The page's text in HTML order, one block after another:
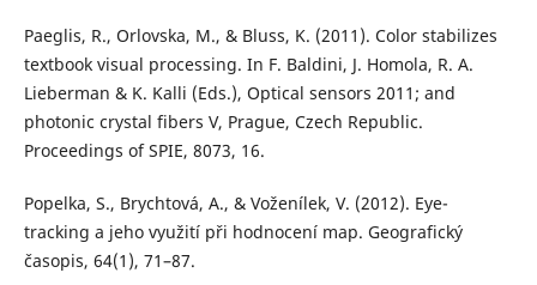
Paeglis, R., Orlovska, M., & Bluss, K. (2011). Color stabilizes
textbook visual processing. In F. Baldini, J. Homola, R. A.
Lieberman & K. Kalli (Eds.), Optical sensors 2011; and
photonic crystal fibers V, Prague, Czech Republic.
Proceedings of SPIE, 8073, 16.
Popelka, S., Brychtová, A., & Voženílek, V. (2012). Eye-
tracking a jeho využití při hodnocení map. Geografický
časopis, 64(1), 71–87.